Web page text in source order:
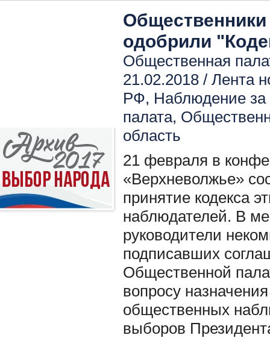
Общественники
одобрили
Общественная
21.02.2018 / Лента
РФ, Наблюдение
палата,
область
21 февраля в
«Верхневолжье»
принятие кодекса
наблюдателей. В
руководители
подписавших
Общественной
вопросу
общественных
выборов